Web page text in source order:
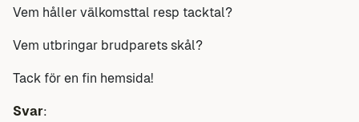
Vem håller välkomsttal resp tacktal?
Vem utbringar brudparets skål?
Tack för en fin hemsida!
Svar: